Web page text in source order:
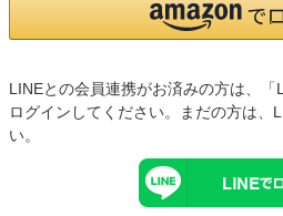
LINEとの会員連携がお済みの方は、
ログインしてください。まだの方は、
い。